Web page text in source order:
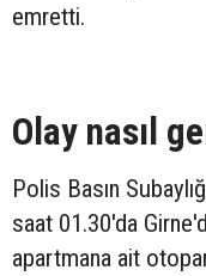
emretti.
Olay nasıl
Polis Basın
saat 01.30'da
apartmana ait